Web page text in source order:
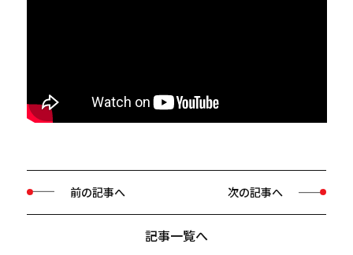
前の記事へ
記事一覧へ
次の記事へ